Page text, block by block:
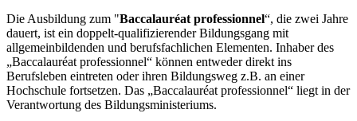
Die Ausbildung zum "Baccalauréat professionnel“, die zwei Jahre
dauert, ist ein doppelt-qualifizierender Bildungsgang mit
allgemeinbildenden und berufsfachlichen Elementen. Inhaber des
„Baccalauréat professionnel“ können entweder direkt ins
Berufsleben eintreten oder ihren Bildungsweg z.B. an einer
Hochschule fortsetzen. Das „Baccalauréat professionnel“ liegt in der
Verantwortung des Bildungsministeriums.